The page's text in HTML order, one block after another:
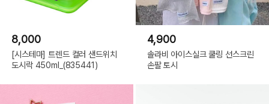
8,000
[시스테마] 트렌드 컬러 샌드위치
도시락 450ml_(835441)
4,900
솔라비 아이스실크 쿨링 선스크린
손팔 토시